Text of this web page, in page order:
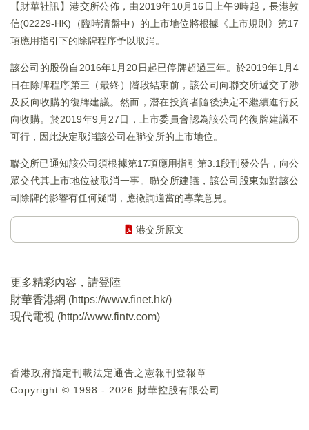
【財華社訊】港交所公佈，由2019年10月16日上午9時起，長港敦
信(02229-HK)（臨時清盤中）的上市地位將根據《上市規則》第17
項應用指引下的除牌程序予以取消。
該公司的股份自2016年1月20日起已停牌超過三年。於2019年1月4
日在除牌程序第三（最終）階段結束前，該公司向聯交所遞交了涉
及反向收購的復牌建議。然而，潛在投資者隨後決定不繼續進行反
向收購。於2019年9月27日，上市委員會認為該公司的復牌建議不
可行，因此決定取消該公司在聯交所的上市地位。
聯交所已通知該公司須根據第17項應用指引第3.1段刊發公告，向公
眾交代其上市地位被取消一事。聯交所建議，該公司股東如對該公
司除牌的影響有任何疑問，應徵詢適當的專業意見。
港交所原文
更多精彩內容，請登陸
財華香港網 (https://www.finet.hk/)
現代電視 (http://www.fintv.com)
香港政府指定刊載法定通告之憲報刊登報章
Copyright © 1998 - 2026 財華控股有限公司